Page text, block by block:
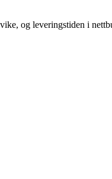
og leveringstiden i